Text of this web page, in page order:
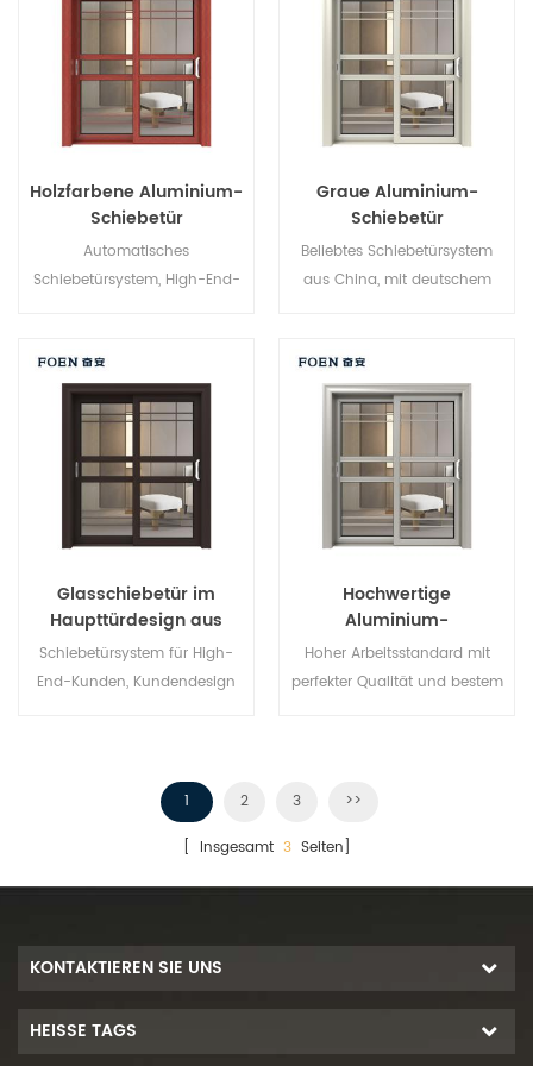
Holzfarbene Aluminium-
Schiebetür
Automatisches
Schiebetürsystem, High-End-
Graue Aluminium-
Schiebetür
Beliebtes Schiebetürsystem
aus China, mit deutschem
Glasschiebetür im
Haupttürdesign aus
Aluminiumlegierung
Schiebetürsystem für High-
End-Kunden, Kundendesign
Hochwertige
Aluminium-
Glasschiebetür
Hoher Arbeitsstandard mit
perfekter Qualität und bestem
die beste Aluminium-
1 2 3 >>
[ Insgesamt 3Seiten]
KONTAKTIEREN SIE UNS
HEISSE TAGS